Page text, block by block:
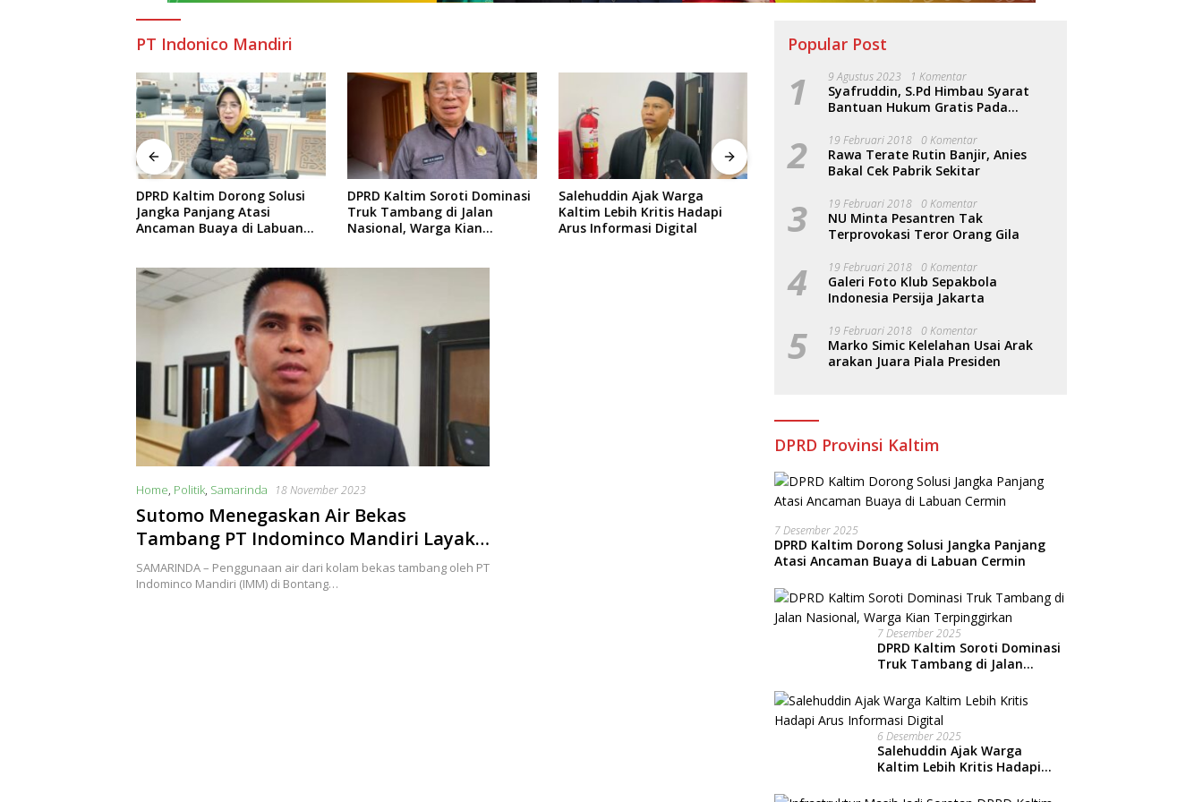
PT Indonico Mandiri
DPRD Kaltim Soroti Dominasi
Truk Tambang di Jalan
Nasional, Warga Kian
Salehuddin Ajak Warga
Kaltim Lebih Kritis Hadapi
Arus Informasi Digital
Infrastruktur Masih Jadi
Sorotan DPRD Kaltim,
Salehuddin Dorong
Jelang Akhir 2025, DPRD
Kaltim Perketat Pengawasan
Proyek Infrastruktur
Suplai Demi Perlindungan
Pekerja
Home, Politik, Samarinda 18 November 2023
Sutomo Menegaskan Air Bekas
Tambang PT Indominco Mandiri Layak
untuk Konsumsi Warga
SAMARINDA – Penggunaan air dari kolam bekas tambang oleh PT
Indominco Mandiri (IMM) di Bontang…
Popular Post
1 9 Agustus 2023 1 Komentar
Syafruddin, S.Pd Himbau Syarat
Bantuan Hukum Gratis Pada
2 19 Februari 2018 0 Komentar
Rawa Terate Rutin Banjir, Anies
Bakal Cek Pabrik Sekitar
3 19 Februari 2018 0 Komentar
NU Minta Pesantren Tak
Terprovokasi Teror Orang Gila
4 19 Februari 2018 0 Komentar
Galeri Foto Klub Sepakbola
Indonesia Persija Jakarta
5 19 Februari 2018 0 Komentar
Marko Simic Kelelahan Usai Arak
arakan Juara Piala Presiden
DPRD Provinsi Kaltim
7 Desember 2025
DPRD Kaltim Dorong Solusi Jangka Panjang
Atasi Ancaman Buaya di Labuan Cermin
7 Desember 2025
DPRD Kaltim Soroti Dominasi
Truk Tambang di Jalan
Terpinggirkan
6 Desember 2025
Salehuddin Ajak Warga
Kaltim Lebih Kritis Hadapi